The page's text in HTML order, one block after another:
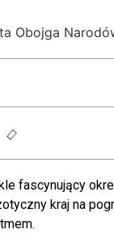
fascynujący
kraj na